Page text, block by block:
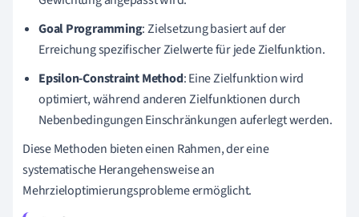
Goal Programming: Zielsetzung basiert auf der
Erreichung spezifischer Zielwerte für jede Zielfunktion.
Epsilon-Constraint Method: Eine Zielfunktion wird
optimiert, während anderen Zielfunktionen durch
Nebenbedingungen Einschränkungen auferlegt werden.
Diese Methoden bieten einen Rahmen, der eine
systematische Herangehensweise an
Mehrzieloptimierungsprobleme ermöglicht.